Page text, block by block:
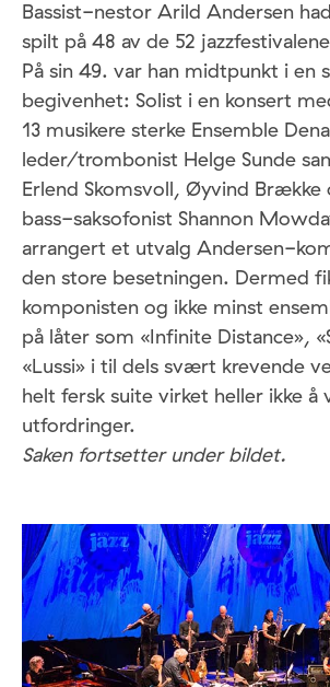
Bassist-nestor Arild Andersen
spilt på 48 av de 52
På sin 49. var han midtpunkt i en
begivenhet: Solist i en konsert
13 musikere sterke Ensemble
leder/trombonist Helge Sunde
Erlend Skomsvoll, Øyvind Brække
bass-saksofonist Shannon
arrangert et utvalg Andersen-
den store besetningen. Dermed
komponisten og ikke minst
på låter som «Infinite Distance»,
«Lussi» i til dels svært krevende
helt fersk suite virket heller ikke
utfordringer.
Saken fortsetter under bildet.